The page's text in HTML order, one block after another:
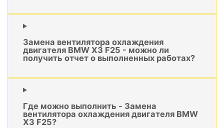
Замена вентилятора охлаждения
двигателя BMW X3 F25 - можно ли
получить отчет о выполненных работах?
Где можно выполнить - Замена
вентилятора охлаждения двигателя BMW
X3 F25?